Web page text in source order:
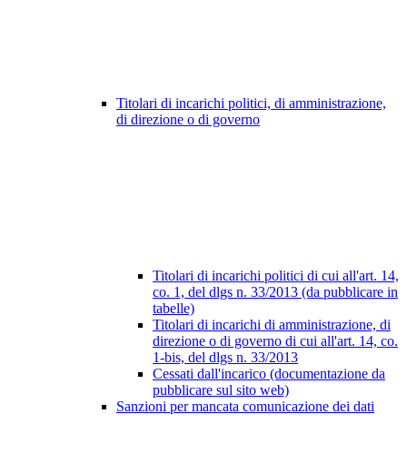
Titolari di incarichi politici, di amministrazione,
di direzione o di governo
Titolari di incarichi politici di cui all'art. 14,
co. 1, del dlgs n. 33/2013 (da pubblicare in
tabelle)
Titolari di incarichi di amministrazione, di
direzione o di governo di cui all'art. 14, co.
1-bis, del dlgs n. 33/2013
Cessati dall'incarico (documentazione da
pubblicare sul sito web)
Sanzioni per mancata comunicazione dei dati